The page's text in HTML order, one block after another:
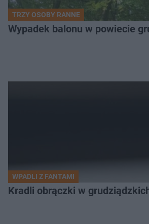
TRZY OSOBY RANNE
Wypadek balonu w powiecie
WPADLI Z FANTAMI
Kradli obrączki w